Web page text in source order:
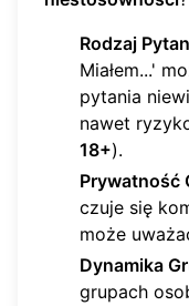
Rodzaj
Miałem...'
pytania
nawet
18+).
Prywatność
czuje się
może
Dynamika
grupach